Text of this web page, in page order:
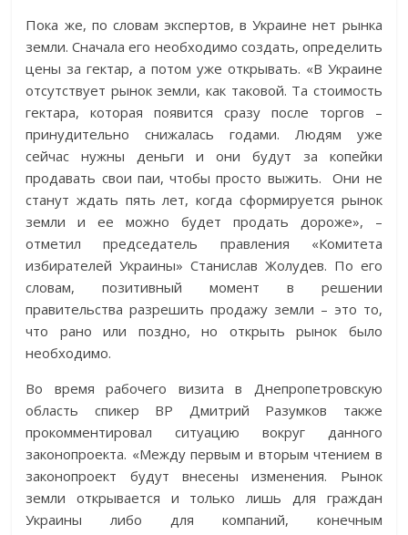
Пока же, по словам экспертов, в Украине нет рынка
земли. Сначала его необходимо создать, определить
цены за гектар, а потом уже открывать. «В Украине
отсутствует рынок земли, как таковой. Та стоимость
гектара, которая появится сразу после торгов –
принудительно снижалась годами. Людям уже
сейчас нужны деньги и они будут за копейки
продавать свои паи, чтобы просто выжить. Они не
станут ждать пять лет, когда сформируется рынок
земли и ее можно будет продать дороже», –
отметил председатель правления «Комитета
избирателей Украины» Станислав Жолудев. По его
словам, позитивный момент в решении
правительства разрешить продажу земли – это то,
что рано или поздно, но открыть рынок было
необходимо.
Во время рабочего визита в Днепропетровскую
область спикер ВР Дмитрий Разумков также
прокомментировал ситуацию вокруг данного
законопроекта. «Между первым и вторым чтением в
законопроект будут внесены изменения. Рынок
земли открывается и только лишь для граждан
Украины либо для компаний, конечным